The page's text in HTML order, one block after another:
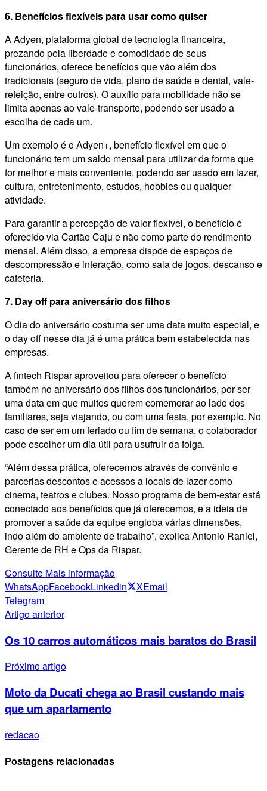
6. Benefícios flexíveis para usar como quiser
A Adyen, plataforma global de tecnologia financeira,
prezando pela liberdade e comodidade de seus
funcionários, oferece benefícios que vão além dos
tradicionais (seguro de vida, plano de saúde e dental, vale-
refeição, entre outros). O auxílio para mobilidade não se
limita apenas ao vale-transporte, podendo ser usado a
escolha de cada um.
Um exemplo é o Adyen+, benefício flexível em que o
funcionário tem um saldo mensal para utilizar da forma que
for melhor e mais conveniente, podendo ser usado em lazer,
cultura, entretenimento, estudos, hobbies ou qualquer
atividade.
Para garantir a percepção de valor flexível, o benefício é
oferecido via Cartão Caju e não como parte do rendimento
mensal. Além disso, a empresa dispõe de espaços de
descompressão e interação, como sala de jogos, descanso e
cafeteria.
7. Day off para aniversário dos filhos
O dia do aniversário costuma ser uma data muito especial, e
o day off nesse dia já é uma prática bem estabelecida nas
empresas.
A fintech Rispar aproveitou para oferecer o benefício
também no aniversário dos filhos dos funcionários, por ser
uma data em que muitos querem comemorar ao lado dos
familiares, seja viajando, ou com uma festa, por exemplo. No
caso de ser em um feriado ou fim de semana, o colaborador
pode escolher um dia útil para usufruir da folga.
“Além dessa prática, oferecemos através de convênio e
parcerias descontos e acessos a locais de lazer como
cinema, teatros e clubes. Nosso programa de bem-estar está
conectado aos benefícios que já oferecemos, e a ideia de
promover a saúde da equipe engloba várias dimensões,
indo além do ambiente de trabalho”, explica Antonio Raniel,
Gerente de RH e Ops da Rispar.
Consulte Mais informação
WhatsAppFacebookLinkedin XEmail
Telegram
Artigo anterior
Os 10 carros automáticos mais baratos do Brasil
Próximo artigo
Moto da Ducati chega ao Brasil custando mais
que um apartamento
redacao
Postagens relacionadas